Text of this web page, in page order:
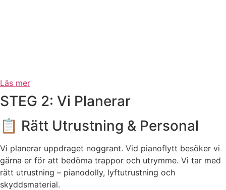
Läs mer
STEG 2: Vi Planerar
📋 Rätt Utrustning & Personal
Vi planerar uppdraget noggrant. Vid pianoflytt besöker vi
gärna er för att bedöma trappor och utrymme. Vi tar med
rätt utrustning – pianodolly, lyftutrustning och
skyddsmaterial.